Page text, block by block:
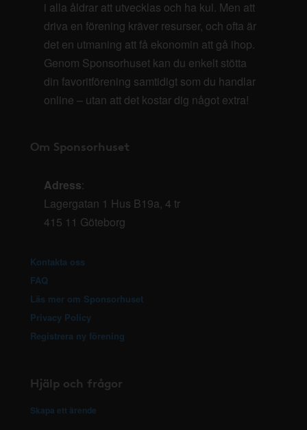
i alla åldrar att utvecklas och ha kul. Men att
driva en förening kräver resurser, och ofta är
det en utmaning att få ekonomin att gå ihop.
Genom Sponsorhuset kan du enkelt stötta
din favoritförening samtidigt som du handlar
online – utan att det kostar dig något extra!
Om Sponsorhuset
Adress:
Lagergatan 1 Hus B19a, 4 tr
415 11 Göteborg
Kontakta oss
FAQ
Läs mer om Sponsorhuset
Privacy Policy
Registrera ny förening
Hjälp och frågor
Skapa ett ärende